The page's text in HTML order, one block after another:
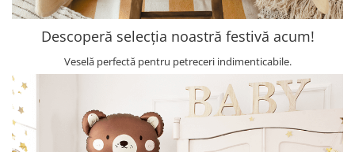
Descoperă selecția noastră festivă acum!
Veselă perfectă pentru petreceri indimenticabile.